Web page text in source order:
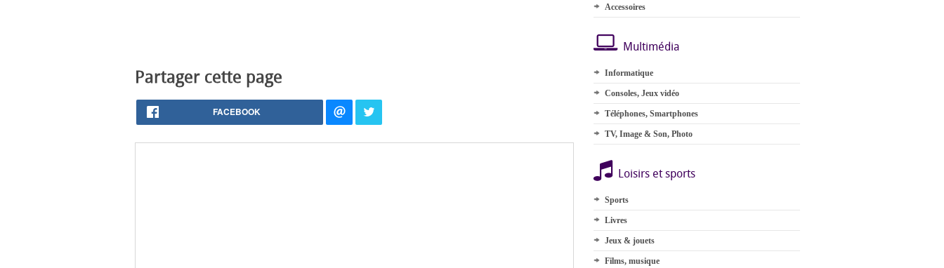
Partager cette page
FACEBOOK
Accessoires
Multimédia
Informatique
Consoles, Jeux vidéo
Téléphones, Smartphones
TV, Image & Son, Photo
Loisirs et sports
Sports
Livres
Jeux & jouets
Films, musique